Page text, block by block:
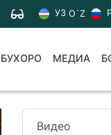
УЗ O`Z
БУХОРО МЕДИА
Видео